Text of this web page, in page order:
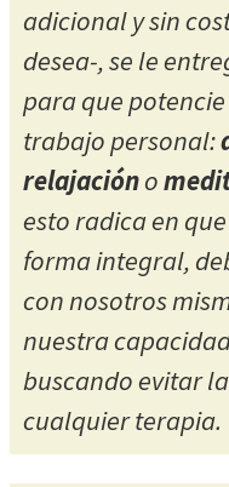
adicional y sin
desea-, se le
para que
trabajo personal:
relajacióno
esto radica en
forma integral,
con nosotros
nuestra
buscando evitar
cualquier terapia.